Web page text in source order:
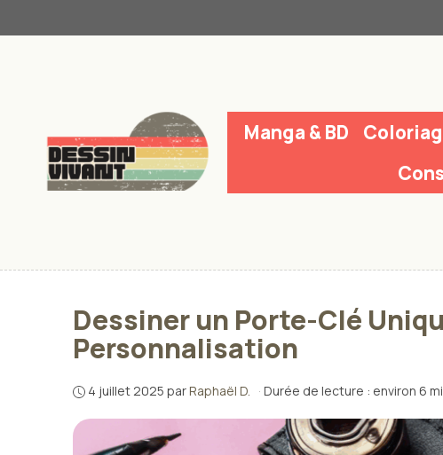
au
Manga & BD
Dessiner un Porte-Clé
Personnalisation
4 juillet 2025 parRaphaël D. · Durée de lecture : environ 6